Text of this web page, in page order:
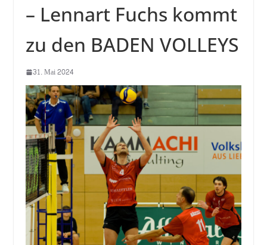
– Lennart Fuchs kommt
zu den BADEN VOLLEYS
31. Mai 2024